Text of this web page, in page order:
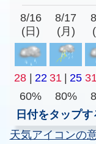
8/16
(日)
8/17
(月)
28 | 22 31 | 25 31
60%
80%
日付をタップ
天気アイコンの